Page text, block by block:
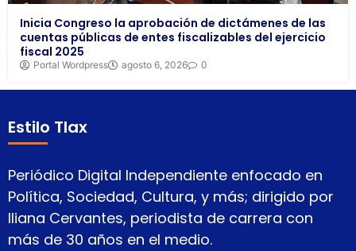
Inicia Congreso la aprobación de dictámenes de las
cuentas públicas de entes fiscalizables del ejercicio
fiscal 2025
Portal Wordpress agosto 6, 2026 0
Estilo Tlax
Periódico Digital Independiente enfocado en
Política, Sociedad, Cultura, y más; dirigido por
Iliana Cervantes, periodista de carrera con
más de 30 años en el medio.